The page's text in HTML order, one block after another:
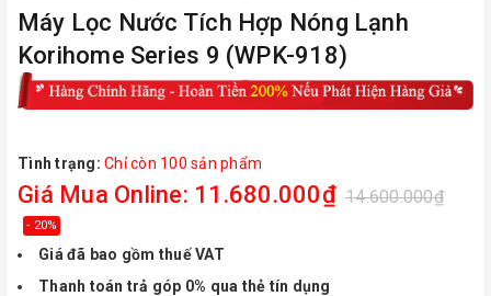
Máy Lọc Nước Tích Hợp Nóng Lạnh
Korihome Series 9 (WPK-918)
Tình trạng: Chỉ còn 100 sản phẩm
Giá Mua Online: 11.680.000₫ 14.600.000₫
- 20%
Giá đã bao gồm thuế VAT
Thanh toán trả góp 0% qua thẻ tín dụng